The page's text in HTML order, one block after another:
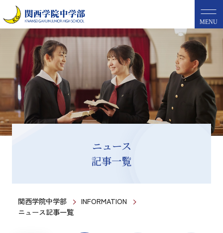
MENU
ニュース
記事一覧
関西学院中学部
INFORMATION
ニュース記事一覧